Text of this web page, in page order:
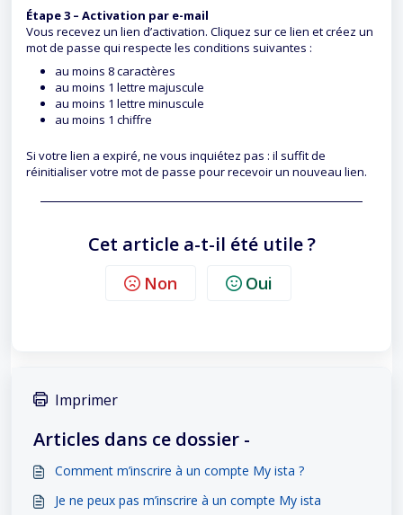
Étape 3 – Activation par e-mail
Vous recevez un lien d’activation. Cliquez sur ce lien et créez un
mot de passe qui respecte les conditions suivantes :
au moins 8 caractères
au moins 1 lettre majuscule
au moins 1 lettre minuscule
au moins 1 chiffre
Si votre lien a expiré, ne vous inquiétez pas : il suffit de
réinitialiser votre mot de passe pour recevoir un nouveau lien.
Cet article a-t-il été utile ?
Non Oui
Imprimer
Articles dans ce dossier -
Comment m’inscrire à un compte My ista ?
Je ne peux pas m’inscrire à un compte My ista